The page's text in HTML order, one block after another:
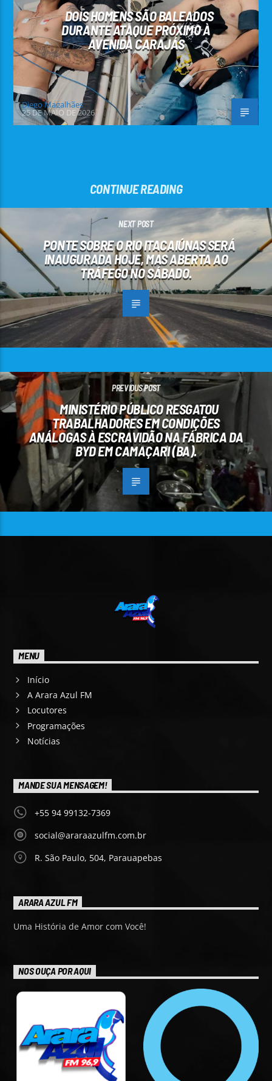
DOIS HOMENS SÃO BALEADOS
DURANTE ATAQUE PRÓXIMO À
AVENIDA CARAJÁS
Diego Magalhães
25 DE MAIO DE 2026
CONTINUE READING
NEXT POST
PONTE SOBRE O RIO ITACAIÚNAS SERÁ
INAUGURADA HOJE, MAS ABERTA AO
TRÁFEGO NO SÁBADO.
PREVIOUS POST
MINISTÉRIO PÚBLICO RESGATOU
TRABALHADORES EM CONDIÇÕES
ANÁLOGAS À ESCRAVIDÃO NA FÁBRICA DA
BYD EM CAMAÇARI (BA).
MENU
Início
A Arara Azul FM
Locutores
Programações
Notícias
MANDE SUA MENSAGEM!
+55 94 99132-7369
social@araraazulfm.com.br
R. São Paulo, 504, Parauapebas
ARARA AZUL FM
Uma História de Amor com Você!
NOS OUÇA POR AQUI